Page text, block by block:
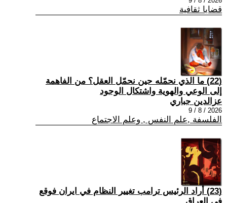
قضايا ثقافية
(22) ما الذي نحمّله حين نحمّل العقل؟ من الفاهمة
إلى الوعي والهوية واشتكال الوجود
عزالدين جباري
2026 / 8 / 9
الفلسفة ,علم النفس , وعلم الاجتماع
(23) أراد الرئيس ترامب تغيير النظام في ايران فوقع